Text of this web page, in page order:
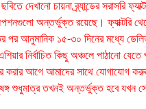
দেখানো চায়না ব্র্যান্ডের সরাসরি
অন্তর্ভুক্ত রয়েছে। ফ্যাক্টরি
পর আনুমানিক ১৫-৩০ দিনের মধ্যে
নির্বাচিত কিছু অঞ্চলে পাঠানো
করার আগে আমাদের সাথে যোগাযোগ
শুধুমাত্র তখনই অন্তর্ভুক্ত হবে যখন